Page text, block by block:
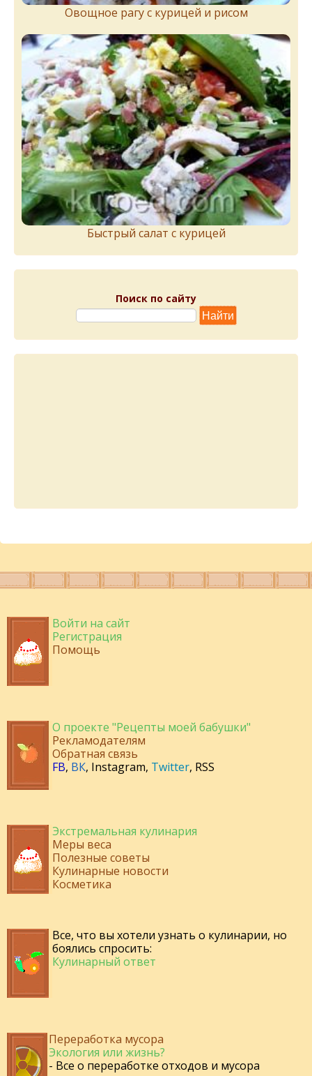
Овощное рагу с курицей и рисом
Быстрый салат с курицей
Поиск по сайту
Войти на сайт
Регистрация
Помощь
О проекте "Рецепты моей бабушки"
Рекламодателям
Обратная связь
FB, ВК, Instagram, Twitter, RSS
Экстремальная кулинария
Меры веса
Полезные советы
Кулинарные новости
Косметика
Все, что вы хотели узнать о кулинарии, но
боялись спросить:
Кулинарный ответ
Переработка мусора
Экология или жизнь?
- Все о переработке отходов и мусора